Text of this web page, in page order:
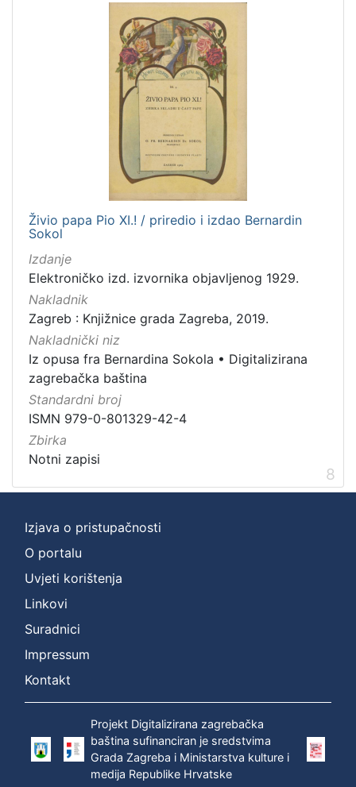
Živio papa Pio XI.! / priredio i izdao Bernardin
Sokol
Izdanje
Elektroničko izd. izvornika objavljenog 1929.
Nakladnik
Zagreb : Knjižnice grada Zagreba, 2019.
Nakladnički niz
Iz opusa fra Bernardina Sokola • Digitalizirana
zagrebačka baština
Standardni broj
ISMN 979-0-801329-42-4
Zbirka
Notni zapisi
8
Izjava o pristupačnosti
O portalu
Uvjeti korištenja
Linkovi
Suradnici
Impressum
Kontakt
Projekt Digitalizirana zagrebačka
baština sufinanciran je sredstvima
Grada Zagreba i Ministarstva kulture i
medija Republike Hrvatske